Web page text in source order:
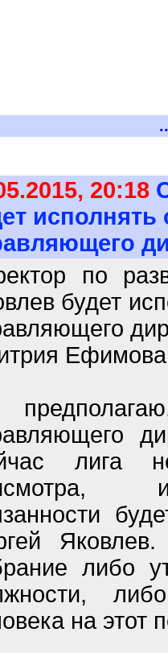
20:18
исполнять
по
будет
лига
либо
на этот